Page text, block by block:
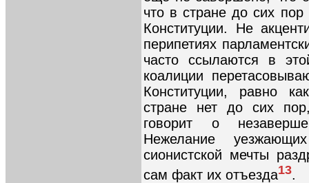
что в стране до сих
Конституции. Не
перипетиях
часто ссылаются в
коалиции
Конституции, равно
стране нет до сих
говорит о
Нежелание
сионистской мечты
сам факт их отъезда13.